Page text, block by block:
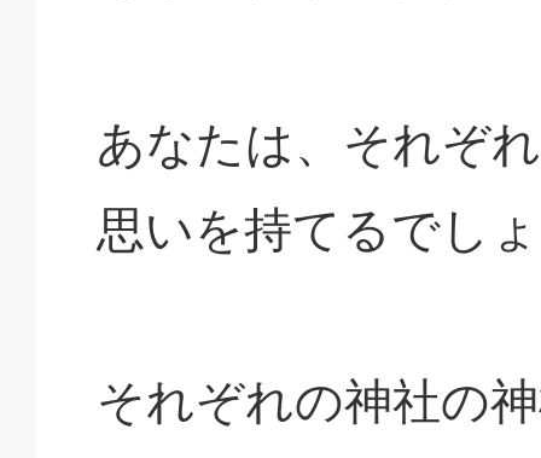
あなたは、それぞ
思いを持てるでし
それぞれの神社の